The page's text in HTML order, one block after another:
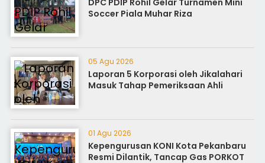
DPC PDIP Rohil Gelar Turnamen Mini
Soccer Piala Muhar Riza
05 Agu 2026
Laporan 5 Korporasi oleh Jikalahari
Masuk Tahap Pemeriksaan Ahli
01 Agu 2026
Kepengurusan KONI Kota Pekanbaru
Resmi Dilantik, Tancap Gas PORKOT